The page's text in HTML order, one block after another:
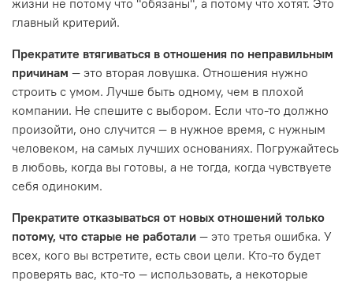
жизни не потому что "обязаны", а потому что хотят. Это
главный критерий.
Прекратите втягиваться в отношения по неправильным
причинам — это вторая ловушка. Отношения нужно
строить с умом. Лучше быть одному, чем в плохой
компании. Не спешите с выбором. Если что-то должно
произойти, оно случится — в нужное время, с нужным
человеком, на самых лучших основаниях. Погружайтесь
в любовь, когда вы готовы, а не тогда, когда чувствуете
себя одиноким.
Прекратите отказываться от новых отношений только
потому, что старые не работали — это третья ошибка. У
всех, кого вы встретите, есть свои цели. Кто-то будет
проверять вас, кто-то — использовать, а некоторые